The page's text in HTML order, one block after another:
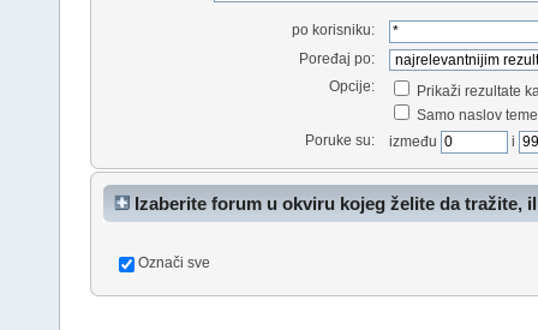
po korisniku:
Poređaj po:
Opcije:
Prikaži rezultate
Samo naslov teme
Poruke su:
između i
Izaberite forum u okviru kojeg želite da tražite,
Označi sve